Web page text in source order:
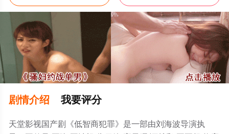
剧情介绍 我要评分
天堂影视国产剧《低智商犯罪》是一部由刘海波导演执